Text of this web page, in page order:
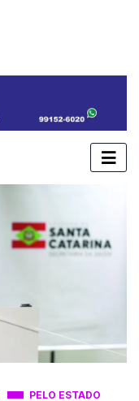
PELO ESTADO